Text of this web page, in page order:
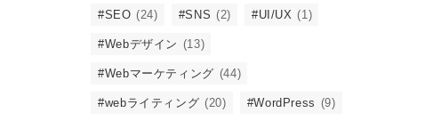
#SEO (24) #SNS (2) #UI/UX (1)
#Webデザイン (13)
#Webマーケティング (44)
#webライティング (20) #WordPress (9)